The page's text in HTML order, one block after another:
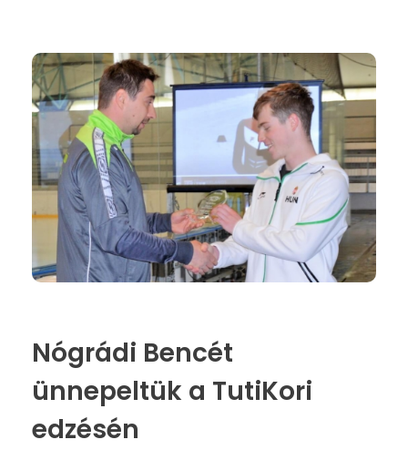
Nógrádi Bencét
ünnepeltük a TutiKori
edzésén